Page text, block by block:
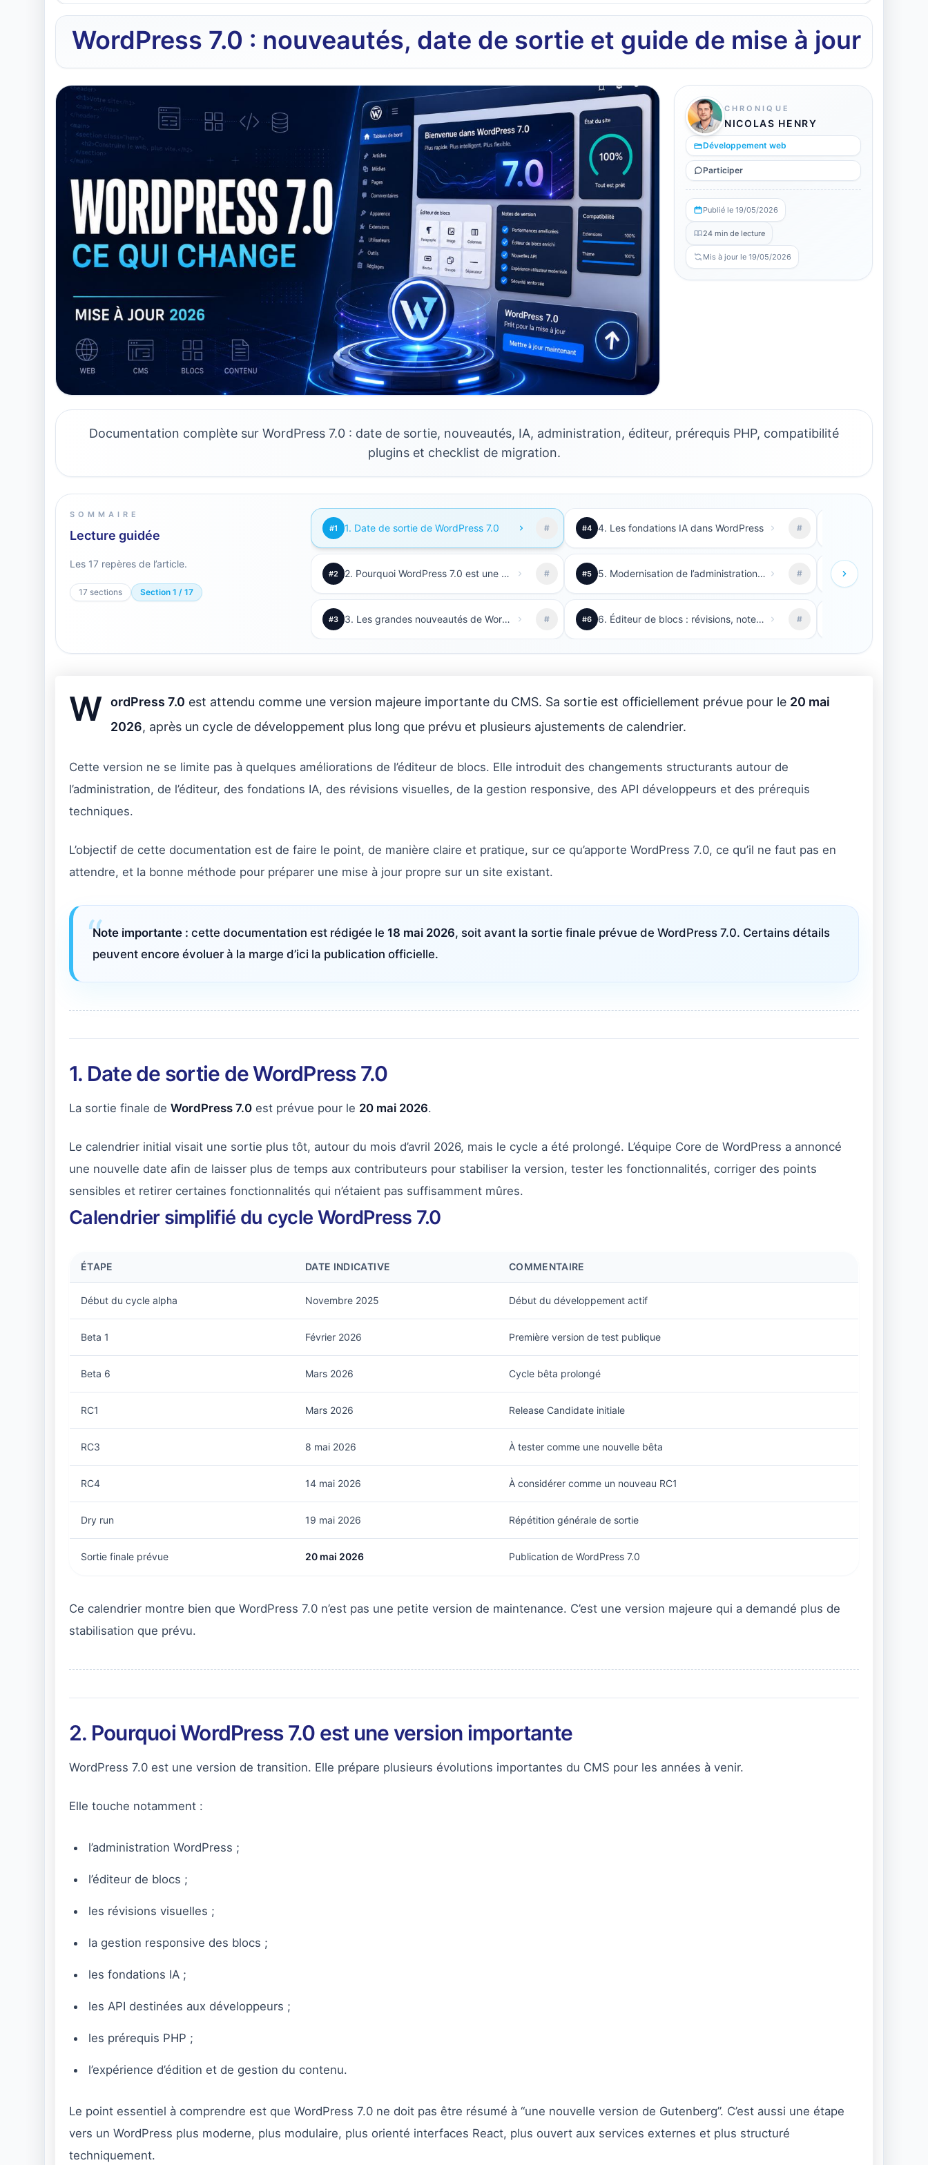
WordPress 7.0 : nouveautés, date de sortie et guide de mise à jour
CHRONIQUE
NICOLAS HENRY
Développement web
Participer
Publié le 19/05/2026
24 min de lecture
Mis à jour le 19/05/2026
Documentation complète sur WordPress 7.0 : date de sortie, nouveautés, IA, administration, éditeur, prérequis PHP, compatibilité
plugins et checklist de migration.
SOMMAIRE
Lecture guidée
Les 17 repères de l’article.
17 sections Section 1 / 17
#1 1. Date de sortie de WordPress 7.0 #
#2 2. Pourquoi WordPress 7.0 est une version importante #
#3 3. Les grandes nouveautés de WordPress 7.0 #
#4 4. Les fondations IA dans WordPress #
#5 5. Modernisation de l’administration WordPress #
#6 6. Éditeur de blocs : révisions, notes, responsive et nouveaux blocs #
#8
W ordPress 7.0 est attendu comme une version majeure importante du CMS. Sa sortie est officiellement prévue pour le 20 mai
2026, après un cycle de développement plus long que prévu et plusieurs ajustements de calendrier.
Cette version ne se limite pas à quelques améliorations de l’éditeur de blocs. Elle introduit des changements structurants autour de
l’administration, de l’éditeur, des fondations IA, des révisions visuelles, de la gestion responsive, des API développeurs et des prérequis
techniques.
L’objectif de cette documentation est de faire le point, de manière claire et pratique, sur ce qu’apporte WordPress 7.0, ce qu’il ne faut pas en
attendre, et la bonne méthode pour préparer une mise à jour propre sur un site existant.
Note importante : cette documentation est rédigée le 18 mai 2026, soit avant la sortie finale prévue de WordPress 7.0. Certains détails
peuvent encore évoluer à la marge d’ici la publication officielle.
1. Date de sortie de WordPress 7.0
La sortie finale de WordPress 7.0 est prévue pour le 20 mai 2026.
Le calendrier initial visait une sortie plus tôt, autour du mois d’avril 2026, mais le cycle a été prolongé. L’équipe Core de WordPress a annoncé
une nouvelle date afin de laisser plus de temps aux contributeurs pour stabiliser la version, tester les fonctionnalités, corriger des points
sensibles et retirer certaines fonctionnalités qui n’étaient pas suffisamment mûres.
Calendrier simplifié du cycle WordPress 7.0
ÉTAPE DATE INDICATIVE COMMENTAIRE
Début du cycle alpha Novembre 2025 Début du développement actif
Beta 1 Février 2026 Première version de test publique
Beta 6 Mars 2026 Cycle bêta prolongé
RC1 Mars 2026 Release Candidate initiale
RC3 8 mai 2026 À tester comme une nouvelle bêta
RC4 14 mai 2026 À considérer comme un nouveau RC1
Dry run 19 mai 2026 Répétition générale de sortie
Sortie finale prévue 20 mai 2026 Publication de WordPress 7.0
Ce calendrier montre bien que WordPress 7.0 n’est pas une petite version de maintenance. C’est une version majeure qui a demandé plus de
stabilisation que prévu.
2. Pourquoi WordPress 7.0 est une version importante
WordPress 7.0 est une version de transition. Elle prépare plusieurs évolutions importantes du CMS pour les années à venir.
Elle touche notamment :
l’administration WordPress ;
l’éditeur de blocs ;
les révisions visuelles ;
la gestion responsive des blocs ;
les fondations IA ;
les API destinées aux développeurs ;
les prérequis PHP ;
l’expérience d’édition et de gestion du contenu.
Le point essentiel à comprendre est que WordPress 7.0 ne doit pas être résumé à “une nouvelle version de Gutenberg”. C’est aussi une étape
vers un WordPress plus moderne, plus modulaire, plus orienté interfaces React, plus ouvert aux services externes et plus structuré
techniquement.